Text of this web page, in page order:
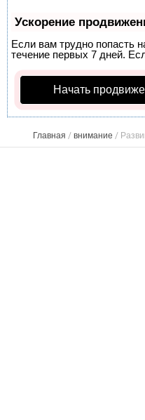
Ускорение
Если вам трудно попасть
течение первых 7 дней.
Начать
Главная / внимание /